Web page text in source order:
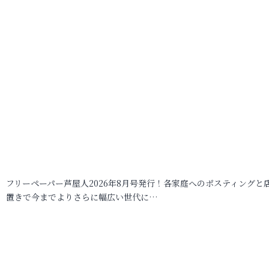
フリーペーパー芦屋人2026年8月号発行！各家庭へのポスティングと
置きで今までよりさらに幅広い世代に…